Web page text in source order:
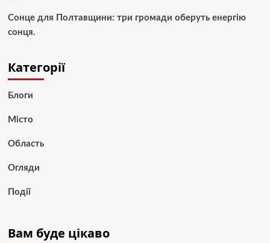
Сонце для Полтавщини: три громади оберуть енергію
сонця.
Категорії
Блоги
Місто
Область
Огляди
Події
Вам буде цікаво